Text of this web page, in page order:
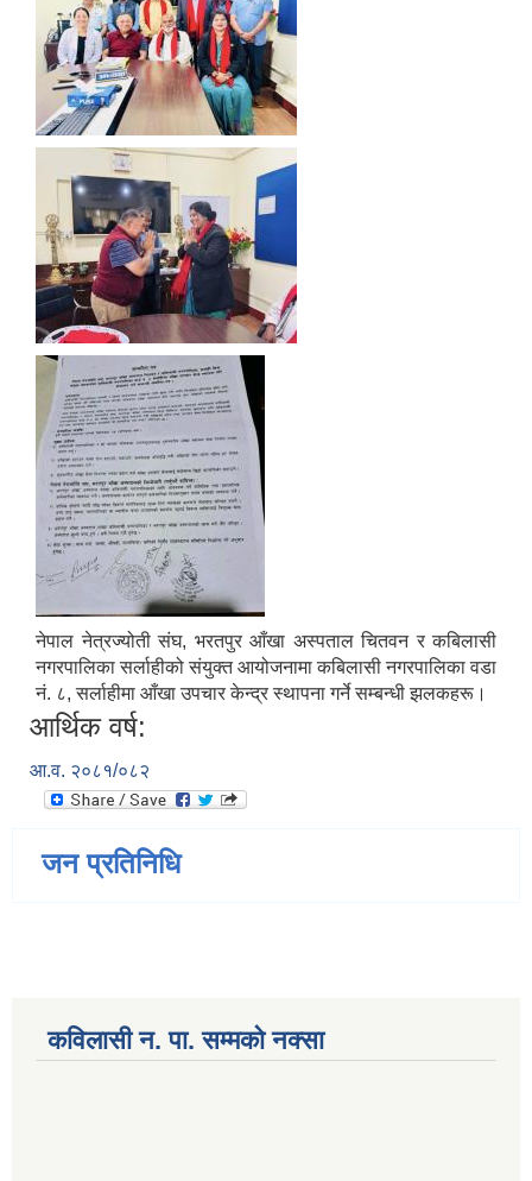
नेपाल नेत्रज्योती संघ, भरतपुर आँखा अस्पताल चितवन र कबिलासी
नगरपालिका सर्लाहीको संयुक्त आयोजनामा कबिलासी नगरपालिका वडा
नं. ८, सर्लाहीमा आँखा उपचार केन्द्र स्थापना गर्ने सम्बन्धी झलकहरू।
आर्थिक वर्ष:
आ.व. २०८१/०८२
जन प्रतिनिधि
कविलासी न. पा. सम्मकाे नक्सा